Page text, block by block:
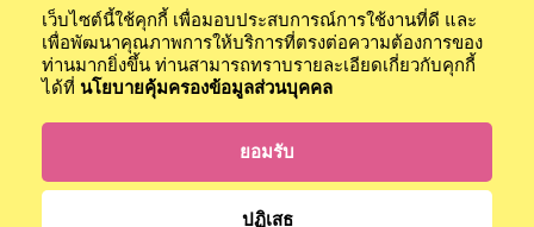
สำนักงานสภามหาวิทยาลัย สำนักตรวจสอบ
สำนักกิจการวุฒยาจารย์
ข้อบังคับจุฬาฯ
นโยบายการคุ้มครองข้อมูลส่วนบุคคล
เข้าสู่ระบบ
เว็บไซต์นี้ใช้คุกกี้ เพื่อมอบประสบการณ์การใช้งานที่ดี และ
เพื่อพัฒนาคุณภาพการให้บริการที่ตรงต่อความต้องการของ
ท่านมากยิ่งขึ้น ท่านสามารถทราบรายละเอียดเกี่ยวกับคุกกี้
ได้ที่ นโยบายคุ้มครองข้อมูลส่วนบุคคล
ยอมรับ
ปฏิเสธ